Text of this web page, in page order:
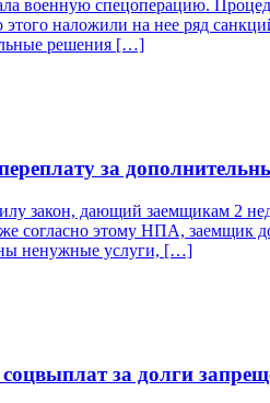
военную спецоперацию.
этого наложили на нее ряд
решения […]
за
закон, дающий заемщикам 2
согласно этому НПА, заемщик
ненужные услуги, […]
за долги